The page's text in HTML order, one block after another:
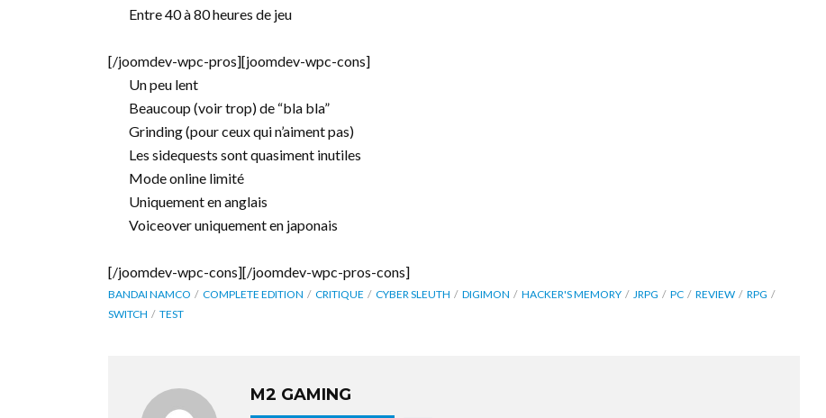
Entre 40 à 80 heures de jeu
[/joomdev-wpc-pros][joomdev-wpc-cons]
Un peu lent
Beaucoup (voir trop) de “bla bla”
Grinding (pour ceux qui n’aiment pas)
Les sidequests sont quasiment inutiles
Mode online limité
Uniquement en anglais
Voiceover uniquement en japonais
[/joomdev-wpc-cons][/joomdev-wpc-pros-cons]
BANDAI NAMCO COMPLETE EDITION CRITIQUE CYBER SLEUTH DIGIMON HACKER'S MEMORY JRPG PC REVIEW
RPG
SWITCH
TEST
M2 GAMING